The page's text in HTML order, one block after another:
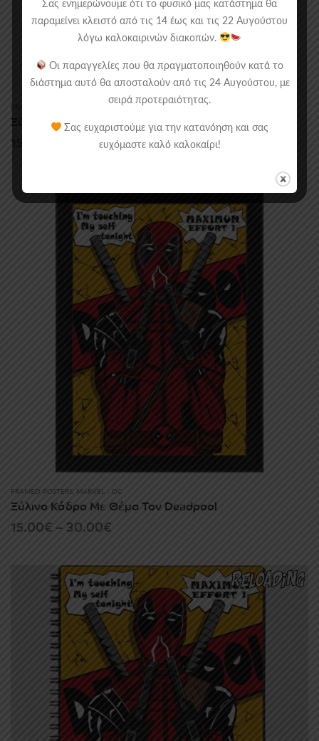
FRAMED POSTERS MARVEL - DC
Ξύλινο Κάδρο Με Θέμα Deadpool Zombies
15.00 30.00€Price
through
30.00€
FRAMED POSTERS MARVEL - DC
Ξύλινο Κάδρο Με Θέμα Τον Deadpool
15.00€–30.00€
15.00€
through
30.00€
Σας ενημερώνουμε ότι το φυσικό μας κατάστημα θα
παραμείνει κλειστό από τις 14 έως και τις 22 Αυγούστου
λόγω καλοκαιρινών διακοπών.
Οι παραγγελίες που θα πραγματοποιηθούν κατά το
διάστημα αυτό θα αποσταλούν από τις 24 Αυγούστου, με
σειρά προτεραιότητας.
Σας ευχαριστούμε για την κατανόηση και σας
ευχόμαστε καλό καλοκαίρι!